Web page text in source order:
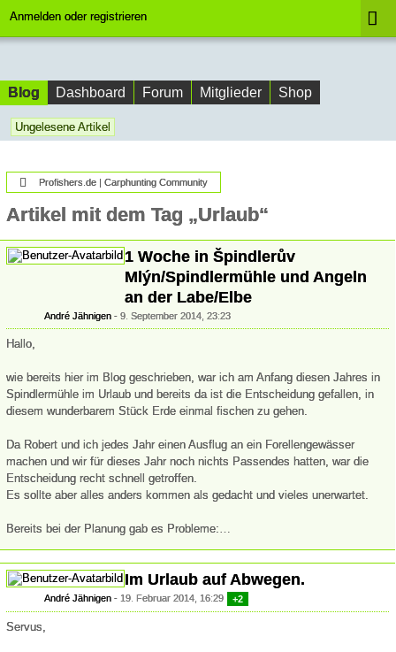
Anmelden oder registrieren
Blog Dashboard Forum Mitglieder Shop
Ungelesene Artikel
Profishers.de | Carphunting Community
Artikel mit dem Tag „Urlaub“
1 Woche in Špindlerův
Mlýn/Spindlermühle und Angeln
an der Labe/Elbe
André Jähnigen 9. September 2014, 23:23
Hallo,
wie bereits hier im Blog geschrieben, war ich am Anfang diesen Jahres in
Spindlermühle im Urlaub und bereits da ist die Entscheidung gefallen, in
diesem wunderbarem Stück Erde einmal fischen zu gehen.
Da Robert und ich jedes Jahr einen Ausflug an ein Forellengewässer
machen und wir für dieses Jahr noch nichts Passendes hatten, war die
Entscheidung recht schnell getroffen.
Es sollte aber alles anders kommen als gedacht und vieles unerwartet.
Bereits bei der Planung gab es Probleme:…
Im Urlaub auf Abwegen.
André Jähnigen 19. Februar 2014, 16:29 +2
Servus,